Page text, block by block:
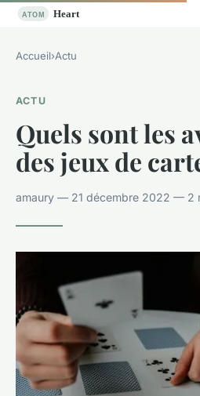
Accueil›Actu
ACTU
Quels sont les
des jeux de
amaury — 21 décembre 2022 — 2